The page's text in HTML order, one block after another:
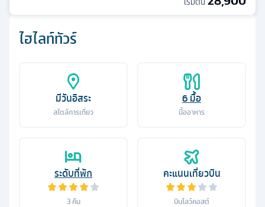
ไฮไลท์ทัวร์
มีวันอิสระ
สไตล์การเที่ยว
6มื้อ
มื้ออาหาร
ระดับที่พัก
3คืน
คะแนนเที่ยวบิน
บินโลว์คอสต์